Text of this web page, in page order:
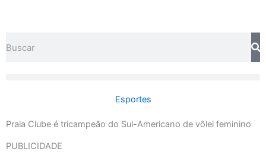
conteúdo
Esportes
Praia Clube é tricampeão do Sul-Americano de vôlei feminino
PUBLICIDADE